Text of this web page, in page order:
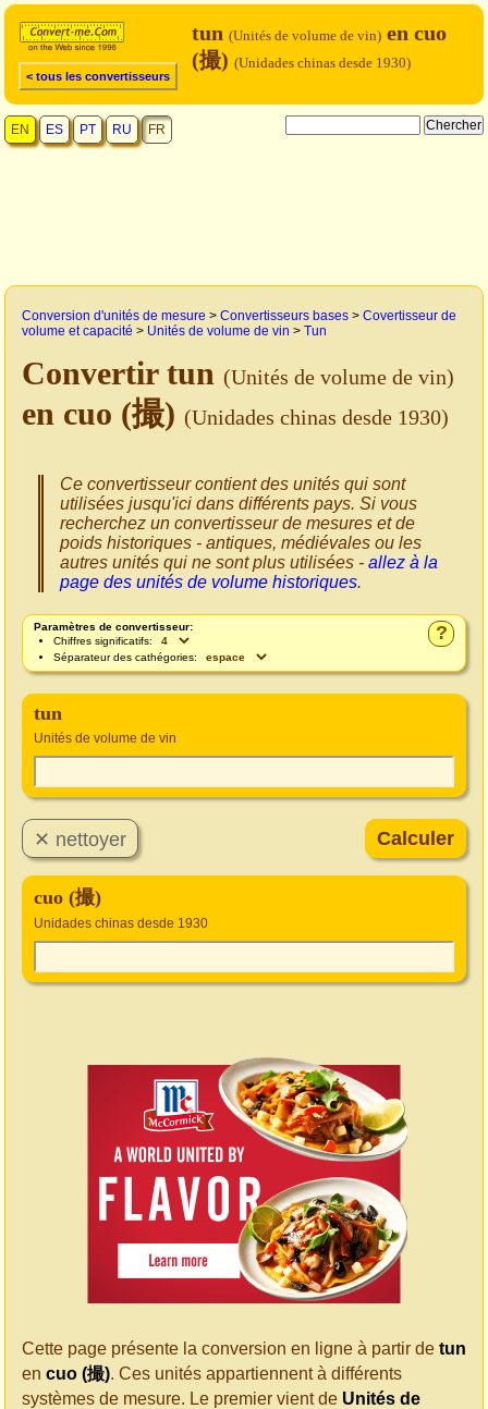
< tous les convertisseurs
tun (Unités de volume de vin) en cuo
(撮) (Unidades chinas desde 1930)
EN ES PT RU FR
Conversion d'unités de mesure > Convertisseurs bases > Covertisseur de
volume et capacité > Unités de volume de vin > Tun
Convertir tun (Unités de volume de vin)
en cuo (撮) (Unidades chinas desde 1930)
Ce convertisseur contient des unités qui sont
utilisées jusqu'ici dans différents pays. Si vous
recherchez un convertisseur de mesures et de
poids historiques - antiques, médiévales ou les
autres unités qui ne sont plus utilisées - allez à la
page des unités de volume historiques.
?
Paramètres de convertisseur:
Chiffres significatifs:
Séparateur des cathégories:
tun
Unités de volume de vin
cuo (撮)
Unidades chinas desde 1930
Cette page présente la conversion en ligne à partir de tun
en cuo (撮). Ces unités appartiennent à différents
systèmes de mesure. Le premier vient de Unités de